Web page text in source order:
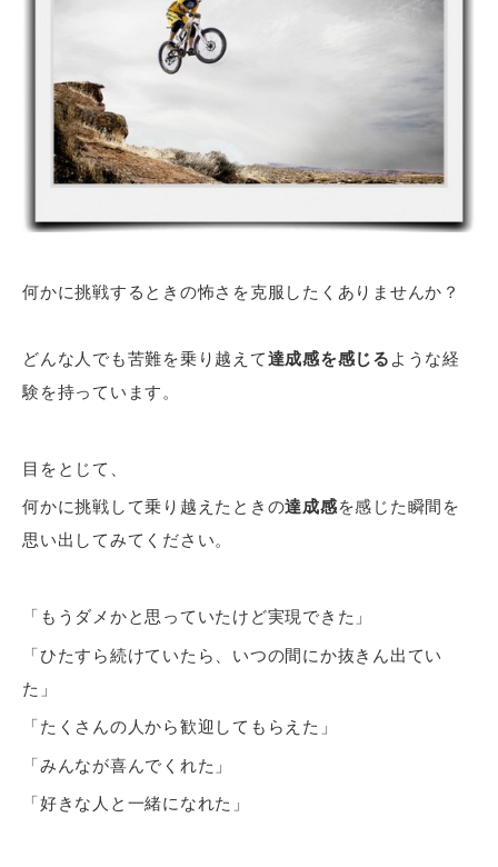
何かに挑戦するときの怖さを克服したくありませんか？
どんな人でも苦難を乗り越えて達成感を感じる ような経
験を持っています。
目をとじて、
何かに挑戦して乗り越えたときの達成感を感じた瞬間を
思い出してみてください。
「もうダメかと思っていたけど実現できた」
「ひたすら続けていたら、いつの間にか抜きん出てい
た」
「たくさんの人から歓迎してもらえた」
「みんなが喜んでくれた」
「好きな人と一緒になれた」